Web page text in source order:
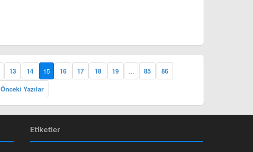
13 14 15 16 17 18 19 ... 85
86
Önceki Yazılar
Etiketler